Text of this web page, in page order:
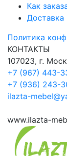
Как
Доставка
Политика
КОНТАКТЫ
107023, г.
+7 (967) 443-
+7 (936) 243-
ilazta-
www.ilazta-